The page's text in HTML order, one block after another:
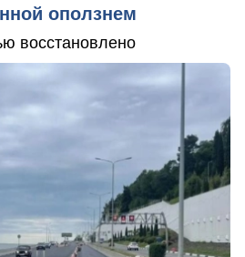
оползнем
восстановлено